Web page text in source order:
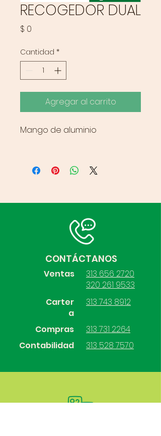
RECOGEDOR DUAL
$ 0
Cantidad *
Agregar al carrito
Mango de aluminio
CONTÁCTANOS
Ventas
313 656 2720
320 261 9533
Carter
a
Compras
Contabilidad
313 743 8912
313 731 2264
313 528 7570